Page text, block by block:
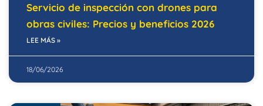
Servicio de inspección con drones para
obras civiles: Precios y beneficios 2026
LEE MÁS »
18/06/2026